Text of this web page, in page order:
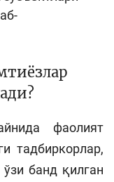
фаолият
тадбиркорлар,
банд қилган